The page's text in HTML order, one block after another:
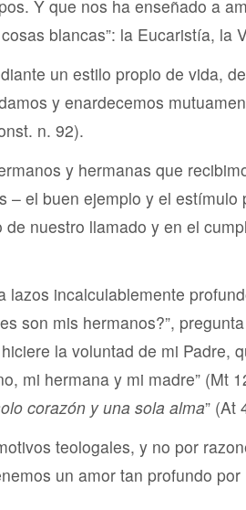
Y que nos ha enseñado a
blancas”: la Eucaristía, la
un estilo propio de vida,
y enardecemos
n. 92).
y hermanas que
– el buen ejemplo y el estímulo
de nuestro llamado y en el
lazos incalculablemente
son mis hermanos?”,
la voluntad de mi Padre,
mi hermana y mi madre” (Mt
corazón y una sola alma” (At
teologales, y no por
un amor tan profundo